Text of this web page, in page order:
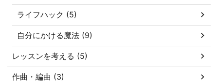
ライフハック (5)
自分にかける魔法 (9)
レッスンを考える (5)
作曲・編曲 (3)